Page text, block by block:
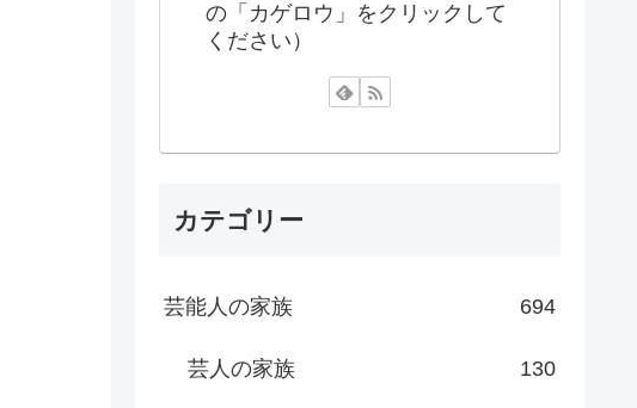
の「カゲロウ」をクリックして
ください）
カテゴリー
芸能人の家族 694
芸人の家族 130